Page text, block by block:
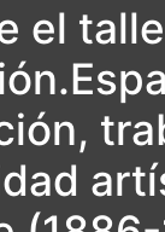
el